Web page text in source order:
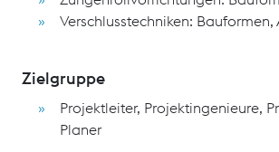
Verschlusstechniken: Bauformen,
Zielgruppe
Projektleiter, Projektingenieure,
Planer